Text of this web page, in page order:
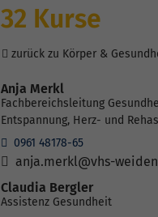
32 Kurse
zurück zu Körper &
Anja Merkl
Fachbereichsleitung
Entspannung, Herz- und
0961 48178-65
anja.merkl@vhs-
Claudia Bergler
Assistenz Gesundheit